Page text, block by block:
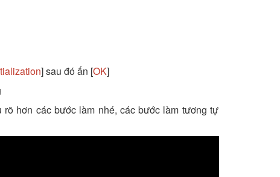
] sau đó ấn [OK]
hơn các bước làm nhé, các bước làm tương tự